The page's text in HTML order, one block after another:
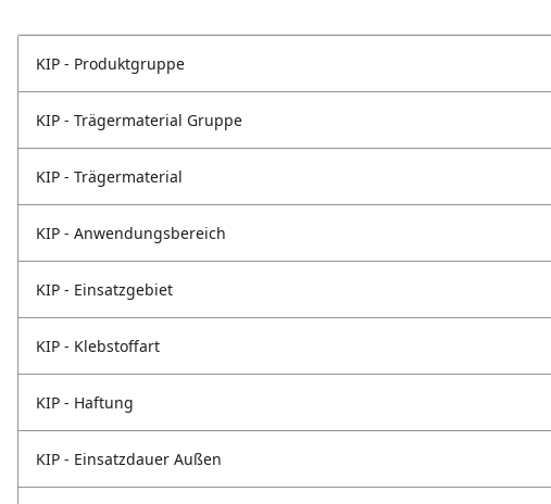
KIP - Produktgruppe
KIP - Trägermaterial Gruppe
KIP - Trägermaterial
KIP - Anwendungsbereich
KIP - Einsatzgebiet
KIP - Klebstoffart
KIP - Haftung
KIP - Einsatzdauer Außen